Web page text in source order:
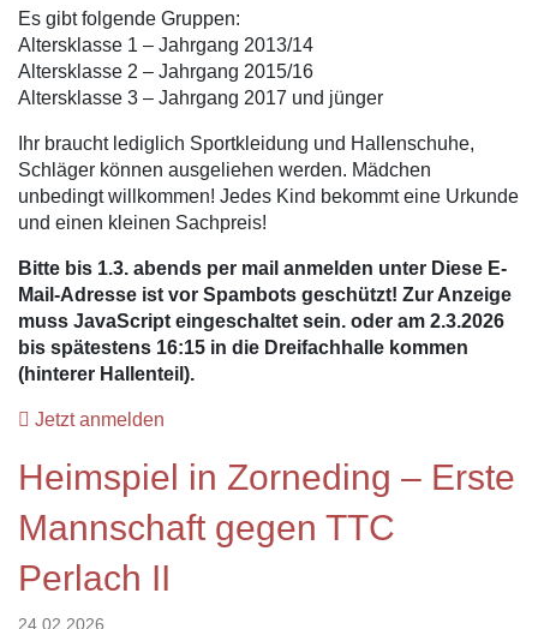
Es gibt folgende Gruppen:
Altersklasse 1 – Jahrgang 2013/14
Altersklasse 2 – Jahrgang 2015/16
Altersklasse 3 – Jahrgang 2017 und jünger
Ihr braucht lediglich Sportkleidung und Hallenschuhe,
Schläger können ausgeliehen werden. Mädchen
unbedingt willkommen! Jedes Kind bekommt eine Urkunde
und einen kleinen Sachpreis!
Bitte bis 1.3. abends per mail anmelden unter Diese E-
Mail-Adresse ist vor Spambots geschützt! Zur Anzeige
muss JavaScript eingeschaltet sein. oder am 2.3.2026
bis spätestens 16:15 in die Dreifachhalle kommen
(hinterer Hallenteil).
Jetzt anmelden
Heimspiel in Zorneding – Erste
Mannschaft gegen TTC
Perlach II
24.02.2026